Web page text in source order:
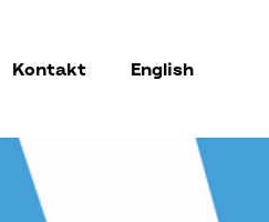
Kontakt English